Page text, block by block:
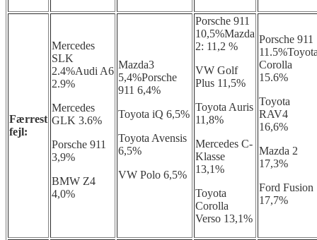
Færrest
fejl:
Mercedes
SLK
2.4%Audi A6
2.9%
Mercedes
GLK 3.6%
Porsche 911
3,9%
BMW Z4
4,0%
Mazda3
5,4%Porsche
911 6,4%
Toyota iQ 6,5%
Toyota Avensis
6,5%
VW Polo 6,5%
Porsche 911
10,5%Mazda
2: 11,2 %
VW Golf
Plus 11,5%
Toyota Auris
11,8%
Mercedes C-
Klasse
13,1%
Toyota
Corolla
Verso 13,1%
Porsche 911
Corolla
15.6%
Toyota
RAV4
16,6%
Mazda 2
17,3%
Ford Fusion
17,7%